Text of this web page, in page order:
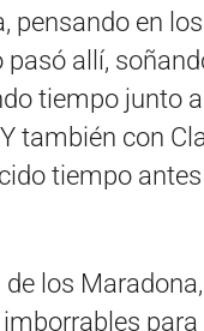
pensando en
pasó allí,
tiempo junto
también con
tiempo antes